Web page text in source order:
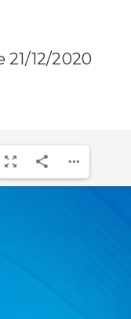
12/2020